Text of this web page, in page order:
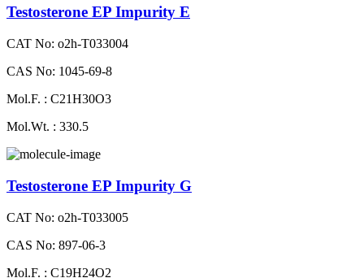
Testosterone EP Impurity E
CAT No: o2h-T033004
CAS No: 1045-69-8
Mol.F. : C21H30O3
Mol.Wt. : 330.5
Testosterone EP Impurity G
CAT No: o2h-T033005
CAS No: 897-06-3
Mol.F. : C19H24O2